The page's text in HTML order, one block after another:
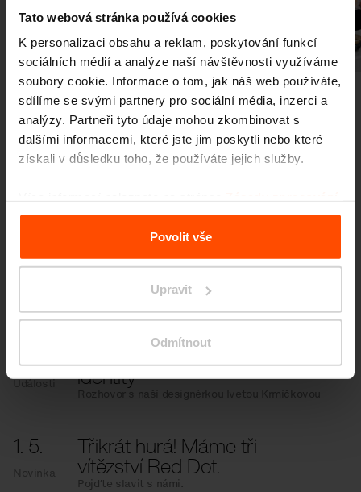
Tato webová stránka používá cookies
K personalizaci obsahu a reklam, poskytování funkcí
sociálních médií a analýze naší návštěvnosti využíváme
soubory cookie. Informace o tom, jak náš web používáte,
sdílíme se svými partnery pro sociální média, inzerci a
analýzy. Partneři tyto údaje mohou zkombinovat s
dalšími informacemi, které jste jim poskytli nebo které
získali v důsledku toho, že používáte jejich služby.
osobních údajů.
Povolit vše
Upravit
Odmítnout
Předchozí Další
3. 7. Studenti proměnili prostor
před školou
11. 6.
Události
Kolo je dnes vyjádřením
identity
Rozhovor s naší designérkou Ivetou Krmíčkovou
1. 5.
Novinka
Třikrát hurá! Máme tři
vítězství Red Dot.
Pojďte slavit s námi.